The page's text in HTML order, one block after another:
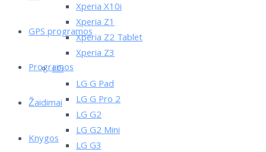
GPS programos
Programos
Žaidimai
Knygos
Xperia X10i
Xperia Z1
Xperia Z2 Tablet
Xperia Z3
LG
LG G Pad
LG G Pro 2
LG G2
LG G2 Mini
LG G3